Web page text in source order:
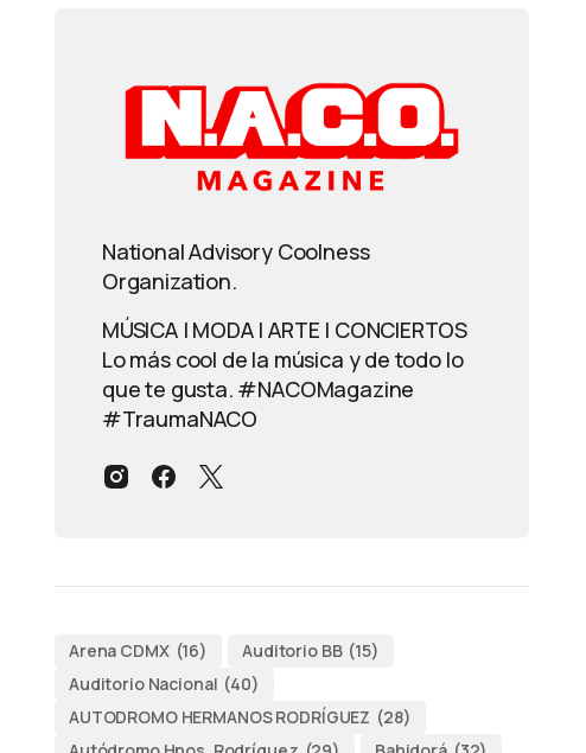
National Advisory Coolness
Organization.
MÚSICA | MODA | ARTE | CONCIERTOS
Lo más cool de la música y de todo lo
que te gusta. #NACOMagazine
#TraumaNACO
Arena CDMX (16) Auditorio BB (15)
Auditorio Nacional (40)
AUTODROMO HERMANOS RODRÍGUEZ (28)